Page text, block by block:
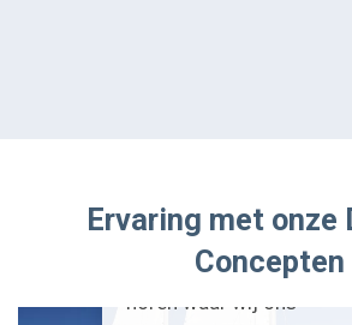
Ervaring met onze
Concepten
omdat wij hier altijd
verhalen uit de praktijk
horen waar wij ons